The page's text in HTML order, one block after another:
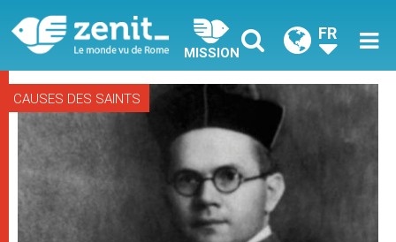
MISSION
FR
CAUSES DES SAINTS